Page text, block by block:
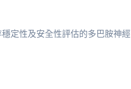
定性及安全性評估的多巴胺神經